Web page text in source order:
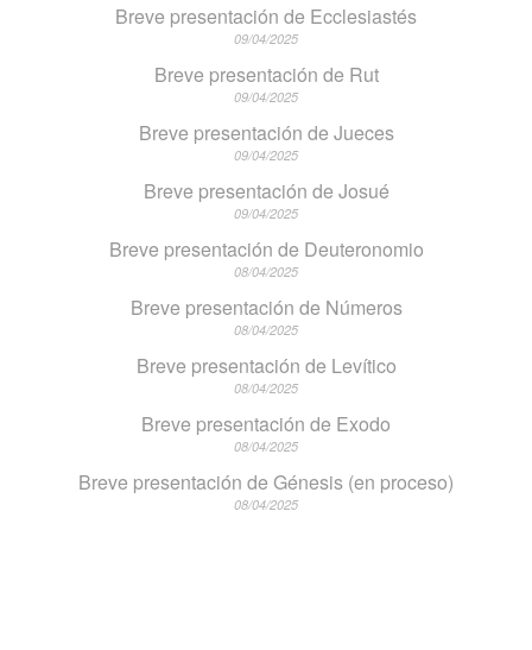
Breve presentación de Ecclesiastés
09/04/2025
Breve presentación de Rut
09/04/2025
Breve presentación de Jueces
09/04/2025
Breve presentación de Josué
09/04/2025
Breve presentación de Deuteronomio
08/04/2025
Breve presentación de Números
08/04/2025
Breve presentación de Levítico
08/04/2025
Breve presentación de Exodo
08/04/2025
Breve presentación de Génesis (en proceso)
08/04/2025